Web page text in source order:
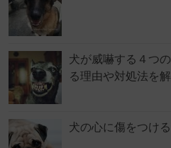
犬が威嚇する４つ
る理由や対処法を
犬の心に傷をつけ